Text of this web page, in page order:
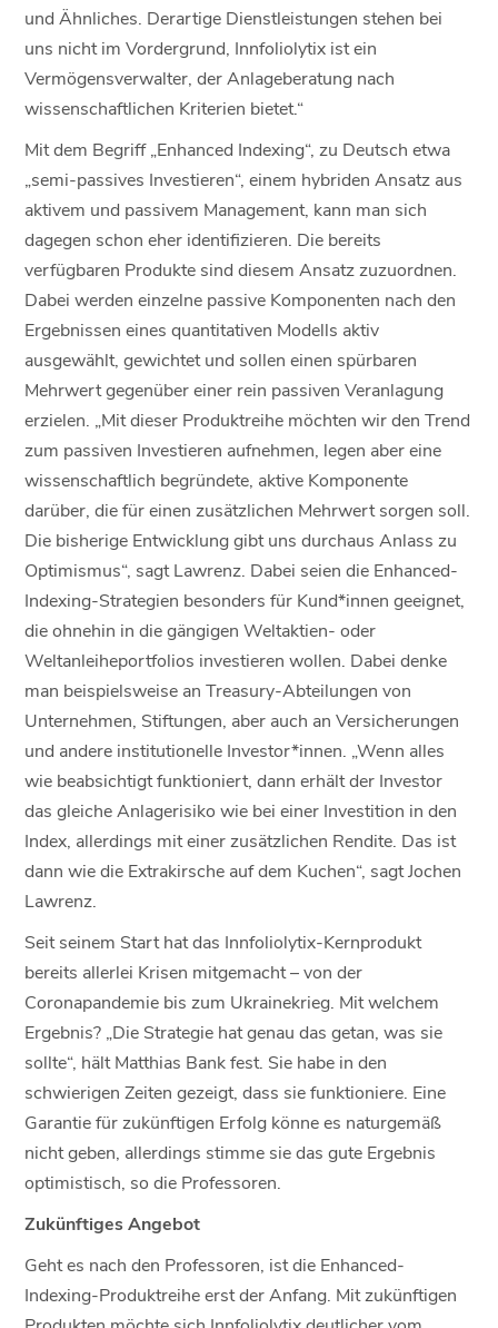
und Ähnliches. Derartige Dienstleistungen stehen bei
uns nicht im Vordergrund, Innfoliolytix ist ein
Vermögensverwalter, der Anlageberatung nach
wissenschaftlichen Kriterien bietet.“
Mit dem Begriff „Enhanced Indexing“, zu Deutsch etwa
„semi-passives Investieren“, einem hybriden Ansatz aus
aktivem und passivem Management, kann man sich
dagegen schon eher identifizieren. Die bereits
verfügbaren Produkte sind diesem Ansatz zuzuordnen.
Dabei werden einzelne passive Komponenten nach den
Ergebnissen eines quantitativen Modells aktiv
ausgewählt, gewichtet und sollen einen spürbaren
Mehrwert gegenüber einer rein passiven Veranlagung
erzielen. „Mit dieser Produktreihe möchten wir den Trend
zum passiven Investieren aufnehmen, legen aber eine
wissenschaftlich begründete, aktive Komponente
darüber, die für einen zusätzlichen Mehrwert sorgen soll.
Die bisherige Entwicklung gibt uns durchaus Anlass zu
Optimismus“, sagt Lawrenz. Dabei seien die Enhanced-
Indexing-Strategien besonders für Kund*innen geeignet,
die ohnehin in die gängigen Weltaktien- oder
Weltanleiheportfolios investieren wollen. Dabei denke
man beispielsweise an Treasury-Abteilungen von
Unternehmen, Stiftungen, aber auch an Versicherungen
und andere institutionelle Investor*innen. „Wenn alles
wie beabsichtigt funktioniert, dann erhält der Investor
das gleiche Anlagerisiko wie bei einer Investition in den
Index, allerdings mit einer zusätzlichen Rendite. Das ist
dann wie die Extrakirsche auf dem Kuchen“, sagt Jochen
Lawrenz.
Seit seinem Start hat das Innfoliolytix-Kernprodukt
bereits allerlei Krisen mitgemacht – von der
Coronapandemie bis zum Ukrainekrieg. Mit welchem
Ergebnis? „Die Strategie hat genau das getan, was sie
sollte“, hält Matthias Bank fest. Sie habe in den
schwierigen Zeiten gezeigt, dass sie funktioniere. Eine
Garantie für zukünftigen Erfolg könne es naturgemäß
nicht geben, allerdings stimme sie das gute Ergebnis
optimistisch, so die Professoren.
Zukünftiges Angebot
Geht es nach den Professoren, ist die Enhanced-
Indexing-Produktreihe erst der Anfang. Mit zukünftigen